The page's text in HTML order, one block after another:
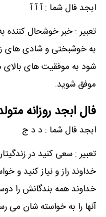
ابجد فال شما : آ آ آ
تعبیر : خبر خوشحال کننده
به خوشبختی و شادی های
شود به موفقیت های بالای
موفق شوید.
فال ابجد روزانه
ابجد فال شما : د د ج
تعبیر : سعی کنید در
خداوند راز و نیاز کنید و
خداوند همه بندگانش را
آنها را به خواسته شان می